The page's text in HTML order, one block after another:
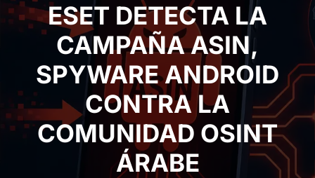
ESET DETECTA LA
CAMPAÑA ASIN,
SPYWARE ANDROID
CONTRA LA
COMUNIDAD OSINT
ÁRABE